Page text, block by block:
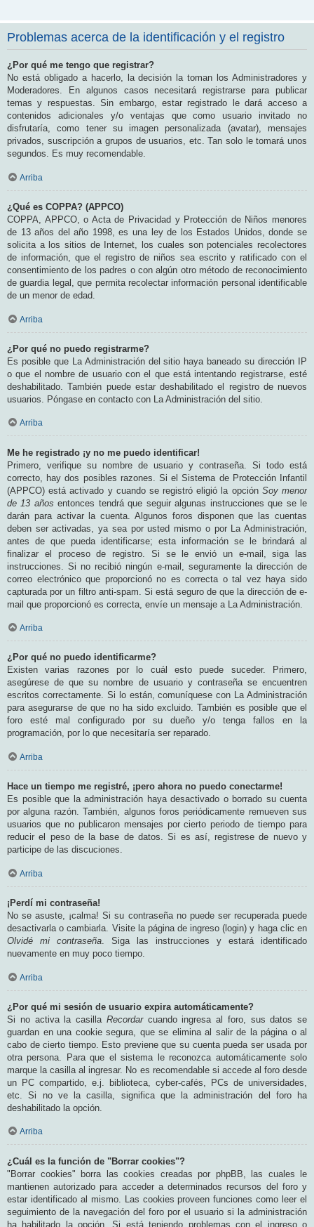
Problemas acerca de la identificación y el registro
¿Por qué me tengo que registrar?
No está obligado a hacerlo, la decisión la toman los Administradores y
Moderadores. En algunos casos necesitará registrarse para publicar
temas y respuestas. Sin embargo, estar registrado le dará acceso a
contenidos adicionales y/o ventajas que como usuario invitado no
disfrutaría, como tener su imagen personalizada (avatar), mensajes
privados, suscripción a grupos de usuarios, etc. Tan solo le tomará unos
segundos. Es muy recomendable.
Arriba
¿Qué es COPPA? (APPCO)
COPPA, APPCO, o Acta de Privacidad y Protección de Niños menores
de 13 años del año 1998, es una ley de los Estados Unidos, donde se
solicita a los sitios de Internet, los cuales son potenciales recolectores
de información, que el registro de niños sea escrito y ratificado con el
consentimiento de los padres o con algún otro método de reconocimiento
de guardia legal, que permita recolectar información personal identificable
de un menor de edad.
Arriba
¿Por qué no puedo registrarme?
Es posible que La Administración del sitio haya baneado su dirección IP
o que el nombre de usuario con el que está intentando registrarse, esté
deshabilitado. También puede estar deshabilitado el registro de nuevos
usuarios. Póngase en contacto con La Administración del sitio.
Arriba
Me he registrado ¡y no me puedo identificar!
Primero, verifique su nombre de usuario y contraseña. Si todo está
correcto, hay dos posibles razones. Si el Sistema de Protección Infantil
(APPCO) está activado y cuando se registró eligió la opción Soy menor
de 13 años entonces tendrá que seguir algunas instrucciones que se le
darán para activar la cuenta. Algunos foros disponen que las cuentas
deben ser activadas, ya sea por usted mismo o por La Administración,
antes de que pueda identificarse; esta información se le brindará al
finalizar el proceso de registro. Si se le envió un e-mail, siga las
instrucciones. Si no recibió ningún e-mail, seguramente la dirección de
correo electrónico que proporcionó no es correcta o tal vez haya sido
capturada por un filtro anti-spam. Si está seguro de que la dirección de e-
mail que proporcionó es correcta, envíe un mensaje a La Administración.
Arriba
¿Por qué no puedo identificarme?
Existen varias razones por lo cuál esto puede suceder. Primero,
asegúrese de que su nombre de usuario y contraseña se encuentren
escritos correctamente. Si lo están, comuníquese con La Administración
para asegurarse de que no ha sido excluido. También es posible que el
foro esté mal configurado por su dueño y/o tenga fallos en la
programación, por lo que necesitaría ser reparado.
Arriba
Hace un tiempo me registré, ¡pero ahora no puedo conectarme!
Es posible que la administración haya desactivado o borrado su cuenta
por alguna razón. También, algunos foros periódicamente remueven sus
usuarios que no publicaron mensajes por cierto periodo de tiempo para
reducir el peso de la base de datos. Si es así, registrese de nuevo y
participe de las discuciones.
Arriba
¡Perdí mi contraseña!
No se asuste, ¡calma! Si su contraseña no puede ser recuperada puede
desactivarla o cambiarla. Visite la página de ingreso (login) y haga clic en
Olvidé mi contraseña. Siga las instrucciones y estará identificado
nuevamente en muy poco tiempo.
Arriba
¿Por qué mi sesión de usuario expira automáticamente?
Si no activa la casilla Recordarcuando ingresa al foro, sus datos se
guardan en una cookie segura, que se elimina al salir de la página o al
cabo de cierto tiempo. Esto previene que su cuenta pueda ser usada por
otra persona. Para que el sistema le reconozca automáticamente solo
marque la casilla al ingresar. No es recomendable si accede al foro desde
un PC compartido, e.j. biblioteca, cyber-cafés, PCs de universidades,
etc. Si no ve la casilla, significa que la administración del foro ha
deshabilitado la opción.
Arriba
¿Cuál es la función de "Borrar cookies"?
"Borrar cookies" borra las cookies creadas por phpBB, las cuales le
mantienen autorizado para acceder a determinados recursos del foro y
estar identificado al mismo. Las cookies proveen funciones como leer el
seguimiento de la navegación del foro por el usuario si la administración
ha habilitado la opción. Si está teniendo problemas con el ingreso o